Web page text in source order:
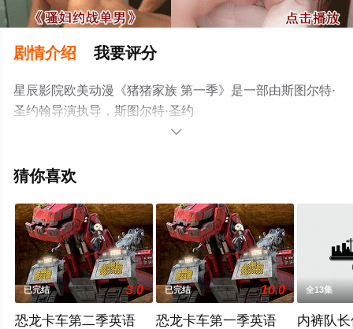
剧情介绍 我要评分
星辰影院欧美动漫《猪猪家族 第一季》是一部由斯图尔特·
圣约翰导演执导，斯图尔特·圣约
翰,Todd,Fisher,Michael,Plahuta等明星精彩演绎的美国动
减完整版动漫全集就来星辰影视，更多相关信息可移步至

猜你喜欢
已完结 3.0
恐龙卡车第二季英语
已完结 10.0
恐龙卡车第一季英语
全13集
内裤队